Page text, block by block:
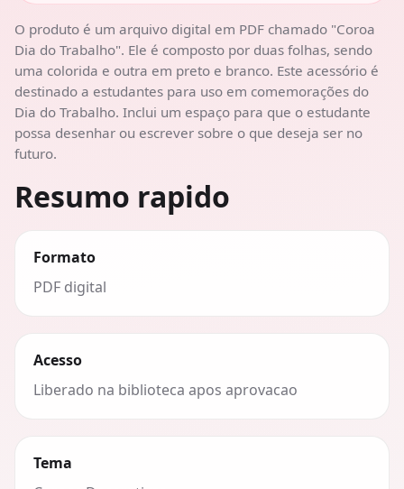
O produto é um arquivo digital em PDF chamado "Coroa
Dia do Trabalho". Ele é composto por duas folhas, sendo
uma colorida e outra em preto e branco. Este acessório é
destinado a estudantes para uso em comemorações do
Dia do Trabalho. Inclui um espaço para que o estudante
possa desenhar ou escrever sobre o que deseja ser no
futuro.
Resumo rapido
Formato
PDF digital
Acesso
Liberado na biblioteca apos aprovacao
Tema